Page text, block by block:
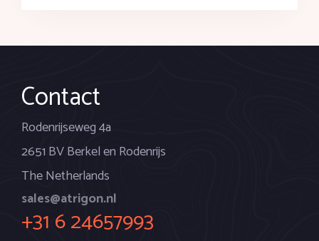
Contact
Rodenrijseweg 4a
2651 BV Berkel en Rodenrijs
The Netherlands
sales@atrigon.nl
+31 6 24657993